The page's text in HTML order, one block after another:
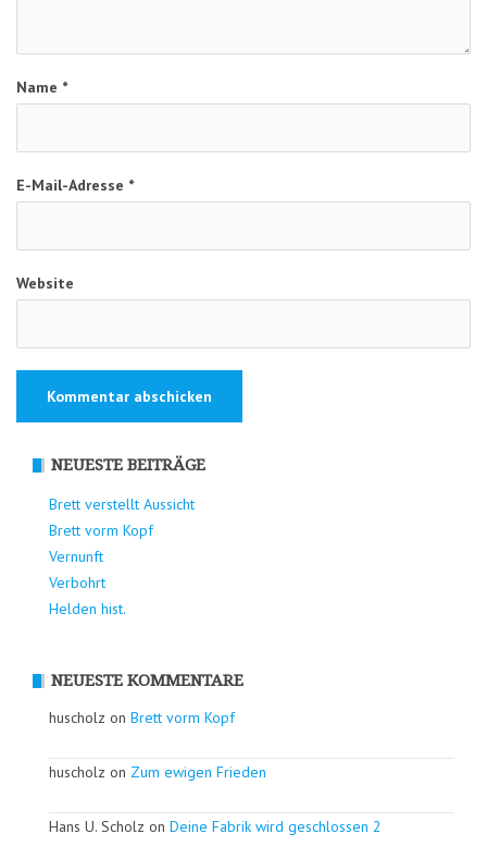
Name *
E-Mail-Adresse *
Website
NEUESTE BEITRÄGE
Brett verstellt Aussicht
Brett vorm Kopf
Vernunft
Verbohrt
Helden hist.
NEUESTE KOMMENTARE
huscholz on Brett vorm Kopf
huscholz on Zum ewigen Frieden
Hans U. Scholz on Deine Fabrik wird geschlossen 2